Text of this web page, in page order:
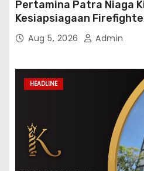
Pertamina Patra Niaga
Kesiapsiagaan
TestAug 5, 2026 Admin
HEADLINE